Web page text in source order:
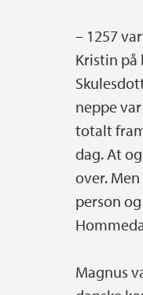
– 1257
Kristin på
neppe
totalt
dag. At
over.
person
Magnus